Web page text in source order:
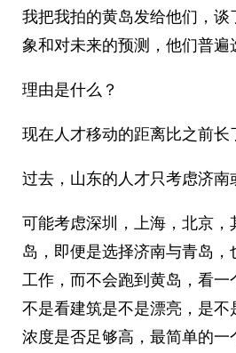
我把我拍的黄岛发给他们，
象和对未来的预测，他们普遍
理由是什么？
现在人才移动的距离比之前长
过去，山东的人才只考虑济南
可能考虑深圳，上海，北京
岛，即便是选择济南与青岛
工作，而不会跑到黄岛，看一
不是看建筑是不是漂亮，是
浓度是否足够高，最简单的